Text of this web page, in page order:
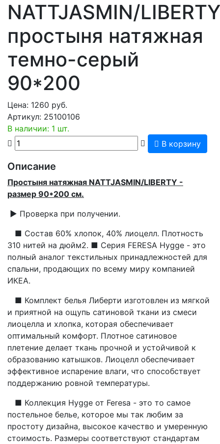
NATTJASMIN/LIBERTY
простыня натяжная
темно-серый
90*200
Цена: 1260 руб.
Артикул: 25100106
В наличии: 1 шт.
В корзину
Описание
Простыня натяжная NATTJASMIN/LIBERTY -
размер 90*200 см.
▶ Проверка при получении.
■ Состав 60% хлопок, 40% лиоцелл. Плотность
310 нитей на дюйм2. ■ Серия FERESA Hygge - это
полный аналог текстильных принадлежностей для
спальни, продающих по всему миру компанией
ИКЕА.
■ Комплект белья Либерти изготовлен из мягкой
и приятной на ощупь сатиновой ткани из смеси
лиоцелла и хлопка, которая обеспечивает
оптимальный комфорт. Плотное сатиновое
плетение делает ткань прочной и устойчивой к
образованию катышков. Лиоцелл обеспечивает
эффективное испарение влаги, что способствует
поддержанию ровной температуры.
■ Коллекция Hygge от Feresa - это то самое
постельное белье, которое мы так любим за
простоту дизайна, высокое качество и умеренную
стоимость. Размеры соответствуют стандартам